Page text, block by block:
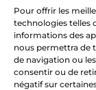
Pour offrir les
technologies telles
informations des
nous permettra de
de navigation ou
consentir ou de
négatif sur
Formulaire de
Rendez-vous